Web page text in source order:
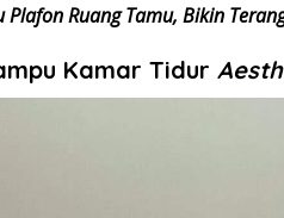
Ruang Tamu, Bikin
Kamar Tidur